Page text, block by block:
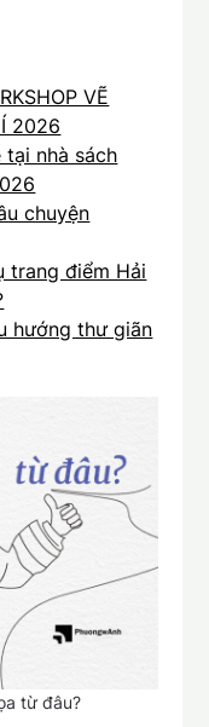
VẼ
2026
tại nhà sách
chuyện
trang điểm Hải
hướng thư giãn
từ đâu?